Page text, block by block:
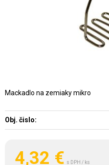
4,32 € s DPH / ks
Mackadlo na zemiaky mikro
Obj. čislo: